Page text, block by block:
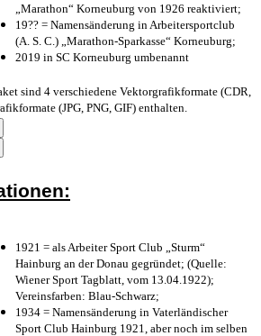
„Marathon“ Korneuburg von 1926 reaktiviert;
19?? = Namensänderung in Arbeitersportclub
(A. S. C.) „Marathon-Sparkasse“ Korneuburg;
2019 in SC Korneuburg umbenannt
sind 4 verschiedene Vektorgrafikformate (CDR,
(JPG, PNG, GIF) enthalten.
1921 = als Arbeiter Sport Club „Sturm“
Hainburg an der Donau gegründet; (Quelle:
Wiener Sport Tagblatt, vom 13.04.1922);
Vereinsfarben: Blau-Schwarz;
1934 = Namensänderung in Vaterländischer
Sport Club Hainburg 1921, aber noch im selben